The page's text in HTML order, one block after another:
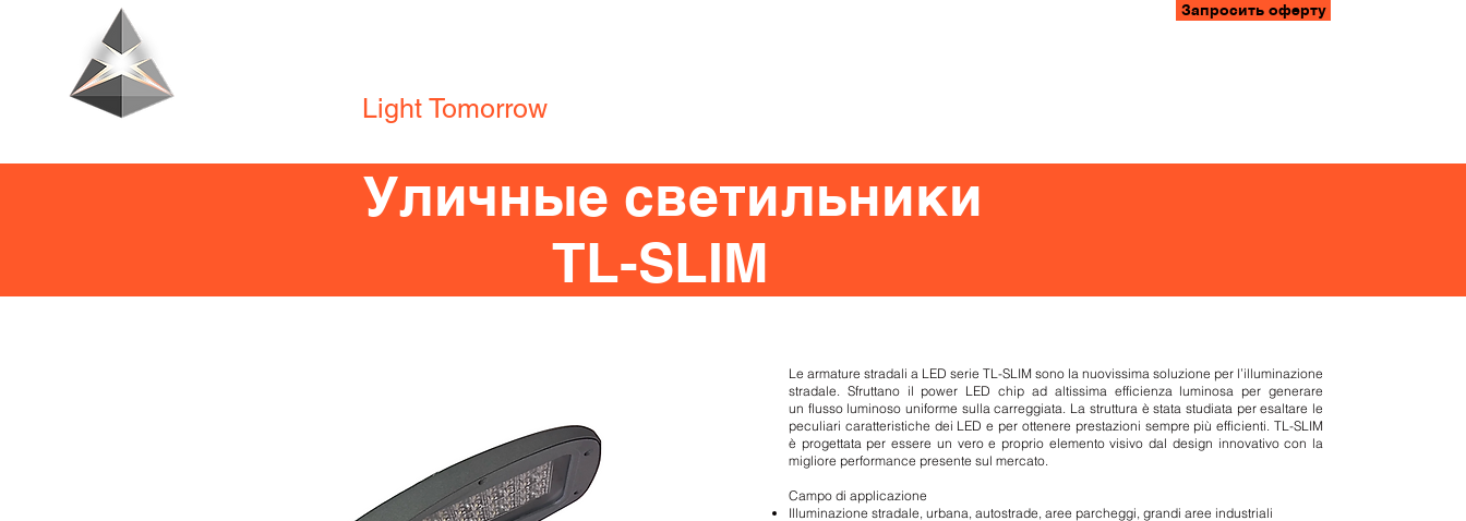
Light Tomorrow
Запросить оферту
Уличные светильники
TL-SLIM
Le armature stradali a LED serie TL-SLIM sono la nuovissima soluzione per l’illuminazione
stradale. Sfruttano il power LED chip ad altissima efficienza luminosa per generare
un flusso luminoso uniforme sulla carreggiata. La struttura è stata studiata per esaltare le
peculiari caratteristiche dei LED e per ottenere prestazioni sempre più efficienti. TL-SLIM
è progettata per essere un vero e proprio elemento visivo dal design innovativo con la
migliore performance presente sul mercato.
Campo di applicazione
Illuminazione stradale, urbana, autostrade, aree parcheggi, grandi aree industriali